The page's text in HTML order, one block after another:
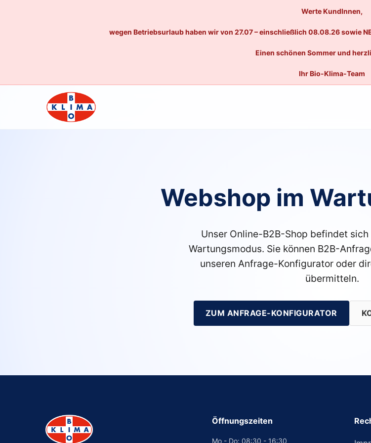
Werte KundInnen,
wegen Betriebsurlaub haben wir von 27.07 – einschließlich 08.08.26 sowie
Einen schönen Sommer und
Ihr Bio-Klima-Team
Webshop im
Unser Online-B2B-Shop befindet
Wartungsmodus. Sie können B2B-
unseren Anfrage-Konfigurator oder
übermitteln.
ZUM ANFRAGE-KONFIGURATOR
Öffnungszeiten
Mo - Do: 08:30 - 16:30